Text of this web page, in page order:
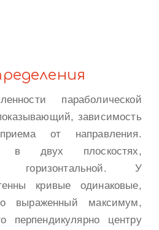
параболической
зависимость
приема от направления.
в двух плоскостях,
горизонтальной. У
кривые одинаковые,
выраженный максимум,
перпендикулярно центру